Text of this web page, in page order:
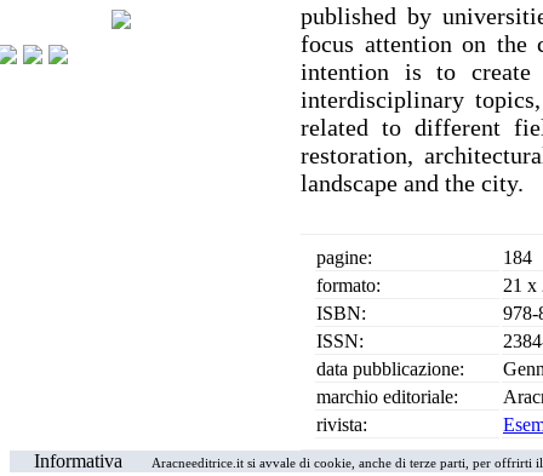
published by
focus attention on the
intention is to
interdisciplinary
related to different
restoration,
landscape and the city.
pagine:
184
formato:
21 x
ISBN:
978-
ISSN:
data pubblicazione:
marchio editoriale:
rivista:
Informativa
Aracneeditrice.it si avvale di cookie, anche di terze parti, per